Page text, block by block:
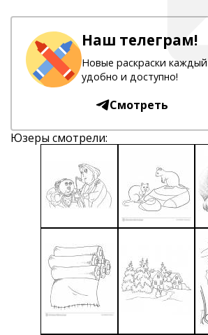
Наш телеграм!
Новые раскраски
удобно и доступно!
Смотреть
Юзеры смотрели: